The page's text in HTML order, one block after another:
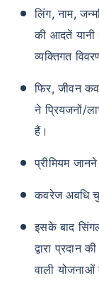
लिंग, नाम,
की आदतें यानी
व्यक्तिगत
फिर, जीवन
ने प्रियजनों/
हैं।
प्रीमियम
कवरेज अवधि
इसके बाद
द्वारा प्रदान
वाली योजनाओं
*₹434 प्रति माह, 1 करोड़ के
कोई पूर्व-मौजूदा बीमारी नहीं है,
कीमत है — एक गैर-धूम्रपान करने
*₹1,376 प्रति माह, 1 करोड़ के